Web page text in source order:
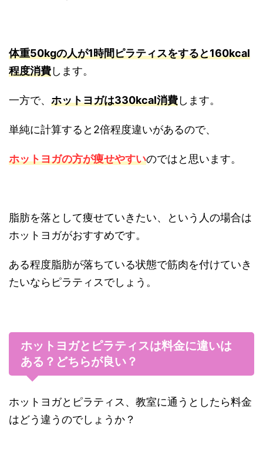
体重50kgの人が1時間ピラティスをすると160kcal
程度消費します。
一方で、 ホットヨガは330kcal消費します。
単純に計算すると2倍程度違いがあるので、
ホットヨガの方が痩せやすいのではと思います。
脂肪を落として痩せていきたい、という人の場合は
ホットヨガがおすすめです。
ある程度脂肪が落ちている状態で筋肉を付けていき
たいならピラティスでしょう。
ホットヨガとピラティスは料金に違いは
ある？どちらが良い？
ホットヨガとピラティス、教室に通うとしたら料金
はどう違うのでしょうか？